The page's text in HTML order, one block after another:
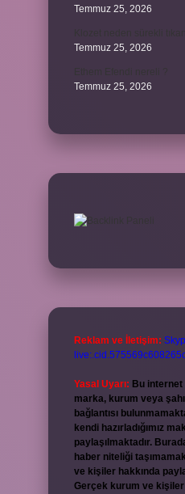
Temmuz 25, 2026
Temmuz 25, 2026
Temmuz 25, 2026
Reklam ve İletişim:
Yasal Uyarı: Bu
marka, kurum veya
bağlantısı
kendi hazırladığımız
paylaşılmaktadır.
haber niteliği
ve kişiler hakkında
Gerçek kurum ve